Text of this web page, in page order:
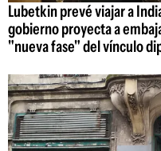
Lubetkin prevé viajar a
gobierno proyecta a
"nueva fase" del vínculo